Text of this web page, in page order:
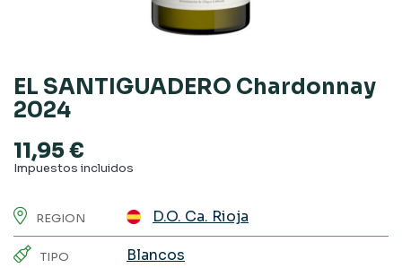
EL SANTIGUADERO Chardonnay
2024
11,95 €
Impuestos incluidos
REGION D.O. Ca. Rioja
TIPO Blancos